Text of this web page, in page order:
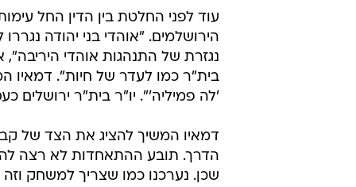
עוד לפני החלטת בין הדין החל
הירושלמים. "אוהדי בני יהודה
נגזרת של התנהגות אוהדי היריבה",
בית"ר כמו לעדר של חיות". דמאיו
'לה פמיליה'". יו"ר בית"ר ירושלים
דמאיו המשיך להציג את הצד של
הדרך. תובע ההתאחדות לא רצה
שכן. נערכנו כמו שצריך למשחק